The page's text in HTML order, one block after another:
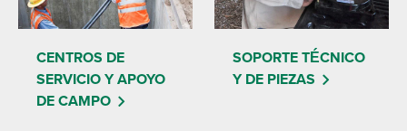
CENTROS DE
SERVICIO Y APOYO
DE CAMPO
SOPORTE TÉCNICO
Y DE PIEZAS